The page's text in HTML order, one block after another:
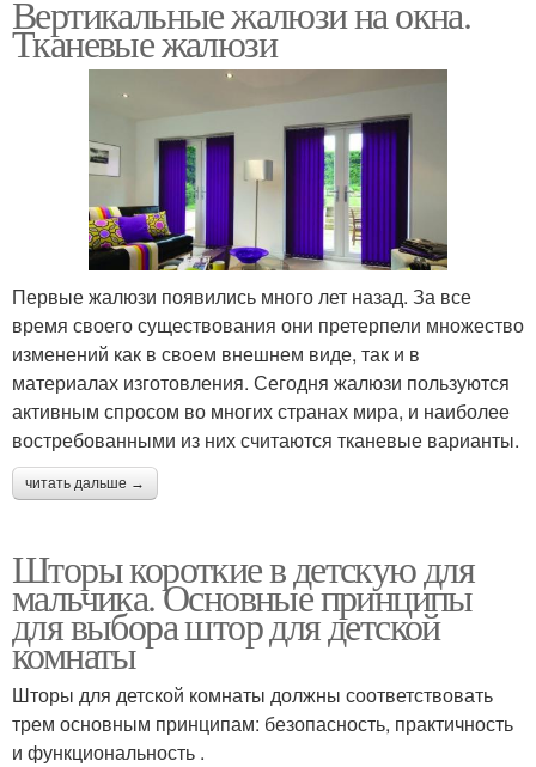
Вертикальные жалюзи на окна.
Тканевые жалюзи
Первые жалюзи появились много лет назад. За все
время своего существования они претерпели множество
изменений как в своем внешнем виде, так и в
материалах изготовления. Сегодня жалюзи пользуются
активным спросом во многих странах мира, и наиболее
востребованными из них считаются тканевые варианты.
читать дальше →
Шторы короткие в детскую для
мальчика. Основные принципы
для выбора штор для детской
комнаты
Шторы для детской комнаты должны соответствовать
трем основным принципам: безопасность, практичность
и функциональность .